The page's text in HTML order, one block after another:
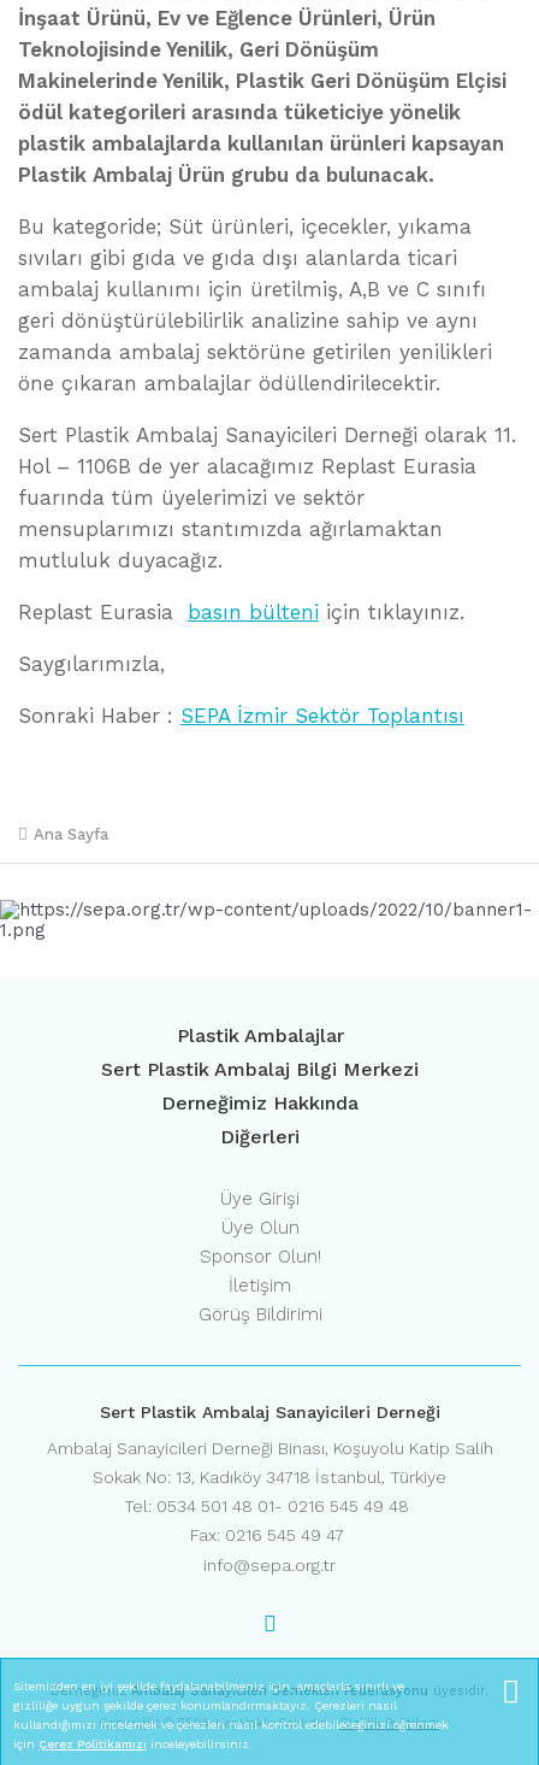
İnşaat Ürünü, Ev ve Eğlence Ürünleri, Ürün
Teknolojisinde Yenilik, Geri Dönüşüm
Makinelerinde Yenilik, Plastik Geri Dönüşüm Elçisi
ödül kategorileri arasında tüketiciye yönelik
plastik ambalajlarda kullanılan ürünleri kapsayan
Plastik Ambalaj Ürün grubu da bulunacak.
Bu kategoride; Süt ürünleri, içecekler, yıkama
sıvıları gibi gıda ve gıda dışı alanlarda ticari
ambalaj kullanımı için üretilmiş, A,B ve C sınıfı
geri dönüştürülebilirlik analizine sahip ve aynı
zamanda ambalaj sektörüne getirilen yenilikleri
öne çıkaran ambalajlar ödüllendirilecektir.
Sert Plastik Ambalaj Sanayicileri Derneği olarak 11.
Hol – 1106B de yer alacağımız Replast Eurasia
fuarında tüm üyelerimizi ve sektör
mensuplarımızı stantımızda ağırlamaktan
mutluluk duyacağız.
Replast Eurasia basın bülteni için tıklayınız.
Saygılarımızla,
Sonraki Haber : SEPA İzmir Sektör Toplantısı
Ana Sayfa
Plastik Ambalajlar
Sert Plastik Ambalaj Bilgi Merkezi
Derneğimiz Hakkında
Diğerleri
Üye Girişi
Üye Olun
Sponsor Olun!
İletişim
Görüş Bildirimi
Sert Plastik Ambalaj Sanayicileri Derneği
Ambalaj Sanayicileri Derneği Binası, Koşuyolu Katip Salih
Sokak No: 13, Kadıköy 34718 İstanbul, Türkiye
Tel: 0534 501 48 01- 0216 545 49 48
Fax: 0216 545 49 47
info@sepa.org.tr
DerneğimizAmbalaj Sanayicileri Dernekleri Federasyonu üyesidir.
Copyright © SEPA, Her Hakkı Saklıdır. -Gizlilik Politikası
Sitemizden en iyi şekilde faydalanabilmeniz için, amaçlarla sınırlı ve
gizliliğe uygun şekilde çerez konumlandırmaktayız. Çerezleri nasıl
kullandığımızı incelemek ve çerezleri nasıl kontrol edebileceğinizi öğrenmek
için Çerez Politikamızı inceleyebilirsiniz.